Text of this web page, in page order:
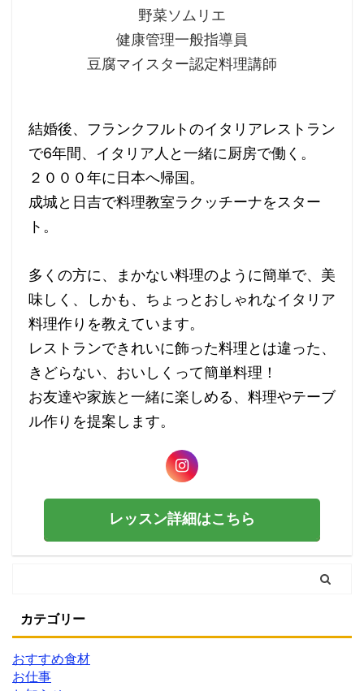
野菜ソムリエ
健康管理一般指導員
豆腐マイスター認定料理講師
結婚後、フランクフルトのイタリアレストラン
で6年間、イタリア人と一緒に厨房で働く。
２０００年に日本へ帰国。
成城と日吉で料理教室ラクッチーナをスター
ト。
多くの方に、まかない料理のように簡単で、美
味しく、しかも、ちょっとおしゃれなイタリア
料理作りを教えています。
レストランできれいに飾った料理とは違った、
きどらない、おいしくって簡単料理！
お友達や家族と一緒に楽しめる、料理やテーブ
ル作りを提案します。
レッスン詳細はこちら
カテゴリー
おすすめ食材
お仕事